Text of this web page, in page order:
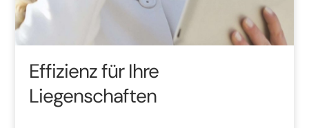
Effizienz für Ihre
Liegenschaften